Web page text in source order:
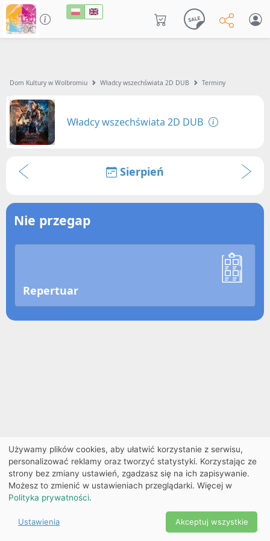
Dom Kultury w Wolbromiu Władcy wszechświata 2D DUB Terminy
Władcy wszechświata 2D DUB
Sierpień
Nie przegap
Repertuar
Ekobilet2026 |
Ustawienia
cookies
2026
Używamy plików cookies, aby ułatwić korzystanie z serwisu,
personalizować reklamy oraz tworzyć statystyki. Korzystając ze
strony bez zmiany ustawień, zgadzasz się na ich zapisywanie.
Możesz to zmienić w ustawieniach przeglądarki. Więcej w
Polityka prywatności.
Ustawienia Akceptuj wszystkie